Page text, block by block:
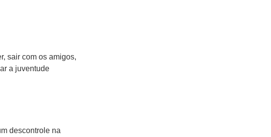
sair com os amigos,
a juventude
descontrole na